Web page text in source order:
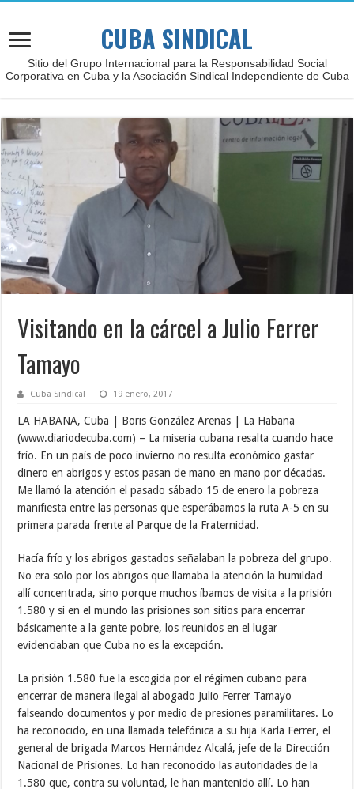
CUBA SINDICAL
Sitio del Grupo Internacional para la Responsabilidad Social
Corporativa en Cuba y la Asociación Sindical Independiente de Cuba
Visitando en la cárcel a Julio Ferrer
Tamayo
Cuba Sindical 19 enero, 2017
LA HABANA, Cuba | Boris González Arenas | La Habana
(www.diariodecuba.com) – La miseria cubana resalta cuando hace
frío. En un país de poco invierno no resulta económico gastar
dinero en abrigos y estos pasan de mano en mano por décadas.
Me llamó la atención el pasado sábado 15 de enero la pobreza
manifiesta entre las personas que esperábamos la ruta A-5 en su
primera parada frente al Parque de la Fraternidad.
Hacía frío y los abrigos gastados señalaban la pobreza del grupo.
No era solo por los abrigos que llamaba la atención la humildad
allí concentrada, sino porque muchos íbamos de visita a la prisión
1.580 y si en el mundo las prisiones son sitios para encerrar
básicamente a la gente pobre, los reunidos en el lugar
evidenciaban que Cuba no es la excepción.
La prisión 1.580 fue la escogida por el régimen cubano para
encerrar de manera ilegal al abogado Julio Ferrer Tamayo
falseando documentos y por medio de presiones paramilitares. Lo
ha reconocido, en una llamada telefónica a su hija Karla Ferrer, el
general de brigada Marcos Hernández Alcalá, jefe de la Dirección
Nacional de Prisiones. Lo han reconocido las autoridades de la
1.580 que, contra su voluntad, le han mantenido allí. Lo han